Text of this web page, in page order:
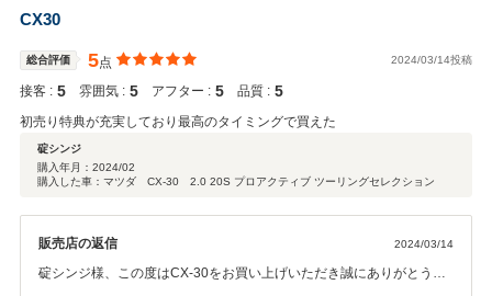
ますが、ご不明な点などございましたら何でもお問合わせください。
川店 スタッフ一同
CX30
総合評価 5点 2024/03/14投稿
接客 : 5 雰囲気 : 5 アフター : 5 品質 : 5
初売り特典が充実しており最高のタイミングで買えた
碇シンジ
購入年月： 2024/02
購入した車：マツダ CX-30 2.0 20S プロアクティブ ツーリングセレクション
販売店の返信 2024/03/14
碇シンジ様、この度はCX-30をお買い上げいただき誠にありがとうご